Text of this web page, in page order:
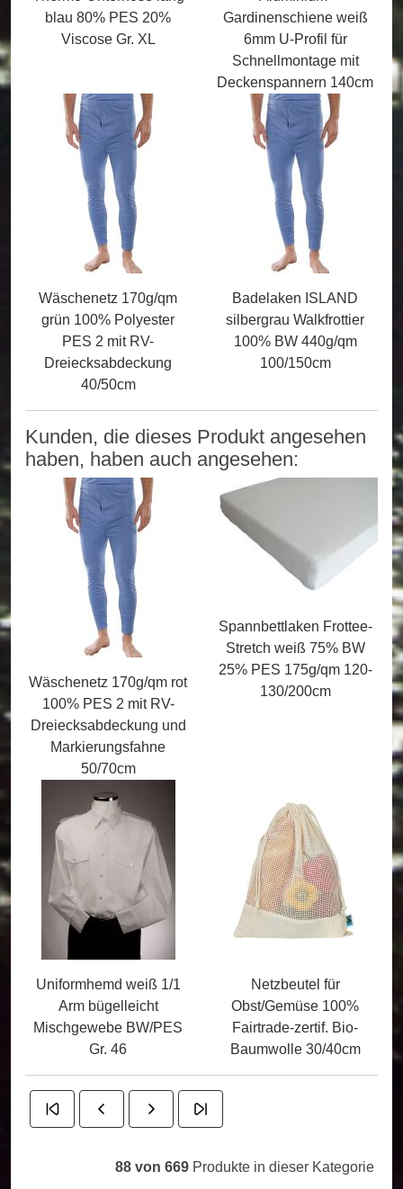
blau 80% PES 20%
Viscose Gr. XL
Gardinenschiene weiß
6mm U-Profil für
Schnellmontage mit
Deckenspannern 140cm
Wäschenetz 170g/qm
grün 100% Polyester
PES 2 mit RV-
Dreiecksabdeckung
40/50cm
Badelaken ISLAND
silbergrau Walkfrottier
100% BW 440g/qm
100/150cm
Kunden, die dieses Produkt angesehen
haben, haben auch angesehen:
Wäschenetz 170g/qm rot
100% PES 2 mit RV-
Dreiecksabdeckung und
Markierungsfahne
50/70cm
Spannbettlaken Frottee-
Stretch weiß 75% BW
25% PES 175g/qm 120-
130/200cm
Uniformhemd weiß 1/1
Arm bügelleicht
Mischgewebe BW/PES
Gr. 46
Netzbeutel für
Obst/Gemüse 100%
Fairtrade-zertif. Bio-
Baumwolle 30/40cm
88 von 669 Produkte in dieser Kategorie